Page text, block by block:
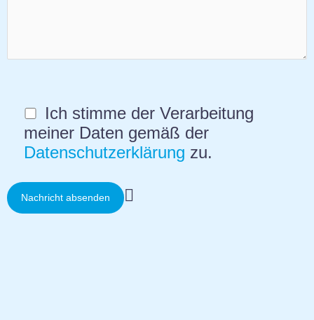
Ich stimme der Verarbeitung
meiner Daten gemäß der
Datenschutzerklärung zu.